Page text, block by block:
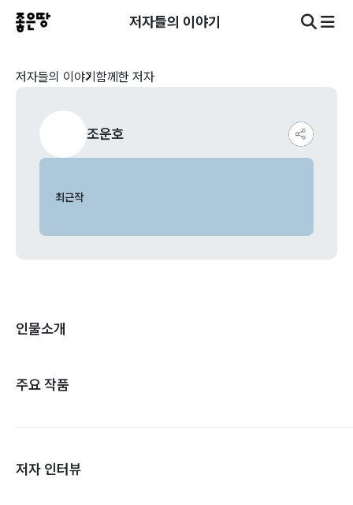
저자들의 이야기
저자들의 이야기 함께한 저자
조운호
최근작
인물소개
주요 작품
저자 인터뷰